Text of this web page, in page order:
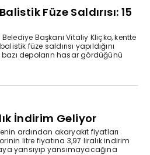
Füze Saldırısı: 15
Başkanı Vitaliy Kliçko, kentte
füze saldırısı yapıldığını
depoların hasar gördüğünü
İndirim Geliyor
ardından akaryakıt fiyatları
litre fiyatına 3,97 liralık indirim
yansıyıp yansımayacağına